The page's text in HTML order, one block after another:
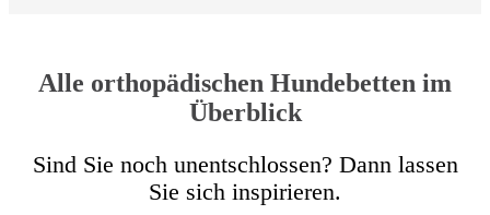
Alle orthopädischen Hundebetten im
Überblick
Sind Sie noch unentschlossen? Dann lassen
Sie sich inspirieren.